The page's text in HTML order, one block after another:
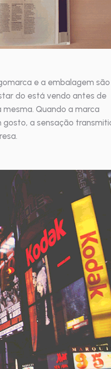
e a embalagem
do está vendo antes de
Quando a marca
a sensação